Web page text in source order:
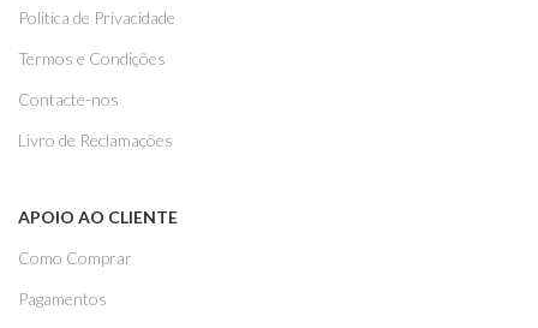
Politica de Privacidade
Termos e Condições
Contacte-nos
Livro de Reclamações
APOIO AO CLIENTE
Como Comprar
Pagamentos